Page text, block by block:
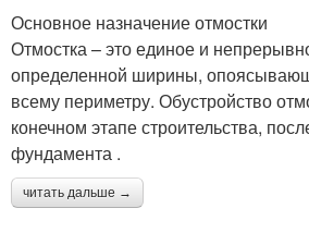
Основное назначение отмостки
Отмостка – это единое и
определенной ширины,
всему периметру. Обустройство
конечном этапе строительства,
фундамента .
читать дальше →